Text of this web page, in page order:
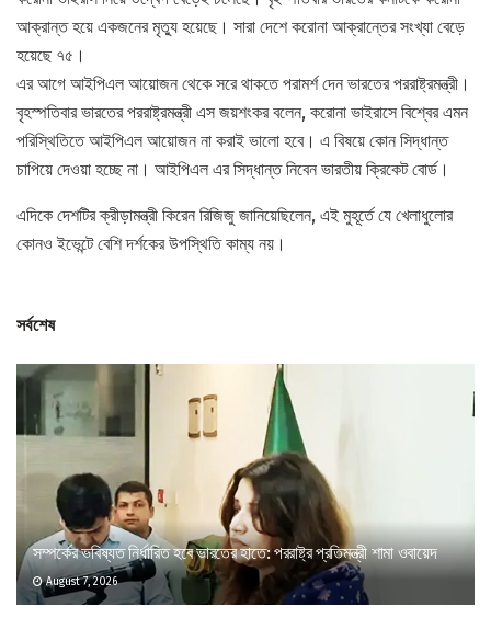
আক্রান্ত হয়ে একজনের মৃত্যু হয়েছে। সারা দেশে করোনা আক্রান্তের সংখ্যা বেড়ে
হয়েছে ৭৫।
এর আগে আইপিএল আয়োজন থেকে সরে থাকতে পরামর্শ দেন ভারতের পররাষ্ট্রমন্ত্রী।
বৃহস্পতিবার ভারতের পররাষ্ট্রমন্ত্রী এস জয়শংকর বলেন, করোনা ভাইরাসে বিশ্বের এমন
পরিস্থিতিতে আইপিএল আয়োজন না করাই ভালো হবে। এ বিষয়ে কোন সিদ্ধান্ত
চাপিয়ে দেওয়া হচ্ছে না। আইপিএল এর সিদ্ধান্ত নিবেন ভারতীয় ক্রিকেট বোর্ড।
এদিকে দেশটির ক্রীড়ামন্ত্রী কিরেন রিজিজু জানিয়েছিলেন, এই মুহূর্তে যে খেলাধুলোর
কোনও ইভেন্টে বেশি দর্শকের উপস্থিতি কাম্য নয়।
সর্বশেষ
সম্পর্কের ভবিষ্যত নির্ধারিত হবে ভারতের হাতে: পররাষ্ট্র প্রতিমন্ত্রী শামা ওবায়েদ
August 7, 2026